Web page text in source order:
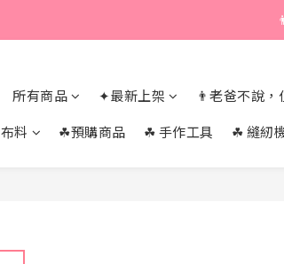
所有商品 ✦最新上架 👨老爸不說，
料 ☘︎預購商品 ☘︎ 手作工具 ☘︎ 縫紉